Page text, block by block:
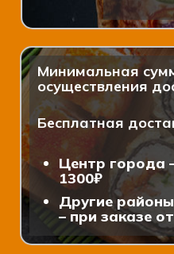
Минимальная
осуществления
Бесплатная
Центр города
1300₽
Другие
– при заказе